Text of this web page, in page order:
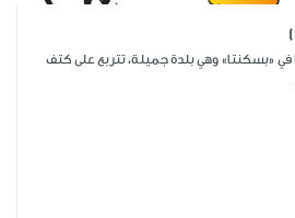
وُلِد ميخائيل نعيمة عام ١٨٨٩ في «بسكنتا» وهي بلدة جميلة، تتربع على كتف